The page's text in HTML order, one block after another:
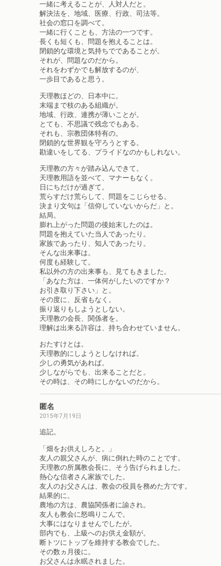
一緒に考えることが、人対人だと。
解決法を、地域、医療、行政、司法等。
社会の窓口を調べて。
一緒に行くことも、方法の一つです。
長くも短くも、問題を抱えることは。
閉鎖的な環境と気持ちでであることが。
それが、問題なのだから。
それをわずかでも解放するのが、
一歩目であると思う。
天理教ほどの、日本中に。
末端まで枝のある組織が。
地域、行政、連携が薄いことが。
とても、不思議で残念でもある。
それも、宗教団体特有の。
閉鎖的な世界観を守ろうとする。
勘違いをしてる、プライドなのかもしれない。
天理教の方々が踏み込んできて。
天理教用語を並べて、マナーもなく。
日にちだけが過ぎて。
荒らすだけ荒らして、問題をこじらせる。
決まり文句は「信仰していないからだ」と。
結局。
膨れ上がった問題の後始末したのは。
問題を抱えていた当人であったり。
家族であったり、知人であったり。
そんな出来事は。
何度も経験して。
私以外の方の出来事も、見てもきました。
「あなた方は、一体何がしたいのですか？
お引き取り下さい」と。
その度に、反省もなく。
振り返りもしようとしない。
天理教の会長、関係者を。
理解は出来る許容は、持ち合わせていません。
おたすけとは。
天理教的にしようとしなければ。
少しの勇気があれば。
少しながらでも、出来ることだと。
その時は、その時にしかないのだから。
匿名
2015年7月19日
追記。
「畑をお供えしろと。」
友人の親父さんが、病に倒れた時のことです。
天理教の所属教会長に、そう告げられました。
熱心な信者さん家族でした。
友人のお父さんは、教会の役員を務めた方です。
結果的に。
農地の方は、農協関係者に諭され。
友人も教会に怒鳴りこんで。
大事にはなりませんでしたが。
部内でも、上級へのお供え金額が。
断トツにトップを維持する教会でした。
その数ヵ月後に。
お父さんは永眠されました。